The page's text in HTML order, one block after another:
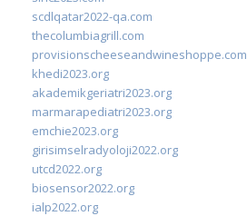
scdlqatar2022-qa.com
thecolumbiagrill.com
provisionscheeseandwineshoppe.com
khedi2023.org
akademikgeriatri2023.org
marmarapediatri2023.org
emchie2023.org
girisimselradyoloji2022.org
utcd2022.org
biosensor2022.org
ialp2022.org